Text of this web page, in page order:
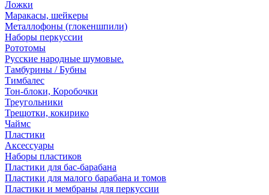
Ложки
Маракасы, шейкеры
Металлофоны (глокеншпили)
Наборы перкуссии
Рототомы
Русские народные шумовые.
Тамбурины / Бубны
Тимбалес
Тон-блоки, Коробочки
Треугольники
Трещотки, кокирико
Чаймс
Пластики
Аксессуары
Наборы пластиков
Пластики для бас-барабана
Пластики для малого барабана и томов
Пластики и мембраны для перкуссии